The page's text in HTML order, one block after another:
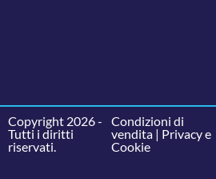
Copyright 2026 -
Tutti i diritti
riservati.
Condizioni di
vendita| Privacy e
Cookie